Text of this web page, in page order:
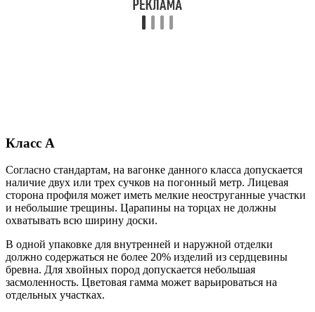
Класс А
Согласно стандартам, на вагонке данного класса допускается
наличие двух или трех сучков на погонный метр. Лицевая
сторона профиля может иметь мелкие неоструганные участки
и небольшие трещины. Царапины на торцах не должны
охватывать всю ширину доски.
В одной упаковке для внутренней и наружной отделки
должно содержаться не более 20% изделий из сердцевины
бревна. Для хвойных пород допускается небольшая
засмоленность. Цветовая гамма может варьироваться на
отдельных участках.